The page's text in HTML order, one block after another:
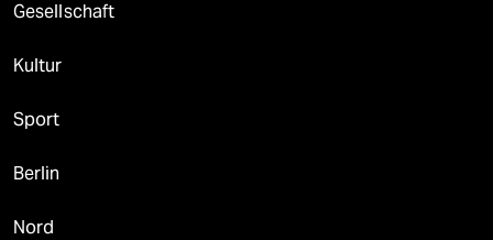
Gesellschaft
Kultur
Sport
Berlin
Nord